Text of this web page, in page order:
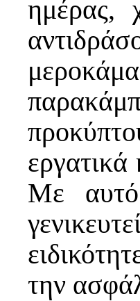
ημέρας,
εργατικά
Με
την